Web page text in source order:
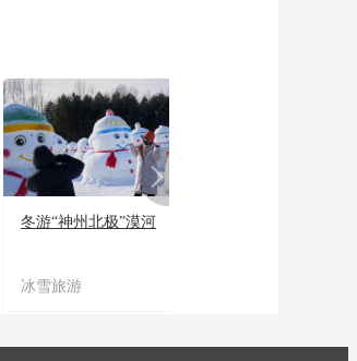
冬游“神州北极”漠河
冰雪旅游